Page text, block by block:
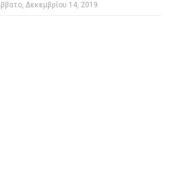
Δεκεμβρίου 14, 2019